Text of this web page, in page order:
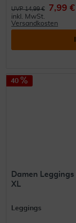
UVP 14,99 € 7,99 €
inkl. MwSt.
Versandkosten
40
Damen
XL
Leggings